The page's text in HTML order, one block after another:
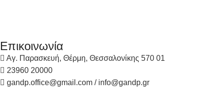
Επικοινωνία
Αγ. Παρασκευή, Θέρμη, Θεσσαλονίκης 570 01
23960 20000
gandp.office@gmail.com / info@gandp.gr